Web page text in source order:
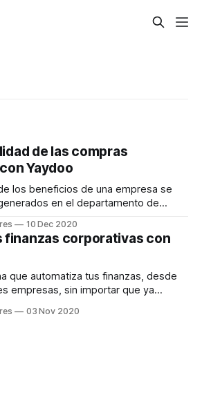
de las compras
Yaydoo
los beneficios de una empresa se
en el departamento de
10 Dec 2020
finanzas corporativas con
que automatiza tus finanzas, desde
empresas, sin importar que ya
03 Nov 2020